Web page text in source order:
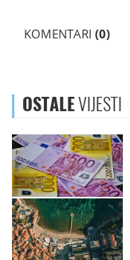
KOMENTARI (0)
OSTALEVIJESTI